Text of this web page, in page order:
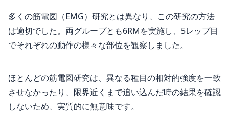
多くの筋電図（EMG）研究とは異なり、この研究の方法
は適切でした。両グループとも6RMを実施し、5レップ目
でそれぞれの動作の様々な部位を観察しました。
ほとんどの筋電図研究は、異なる種目の相対的強度を一致
させなかったり、限界近くまで追い込んだ時の結果を確認
しないため、実質的に無意味です。